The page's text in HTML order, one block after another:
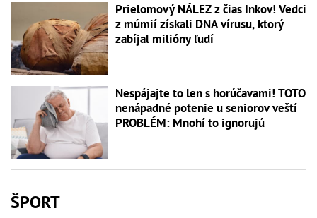
Prielomový NÁLEZ z čias Inkov! Vedci
z múmií získali DNA vírusu, ktorý
zabíjal milióny ľudí
Nespájajte to len s horúčavami! TOTO
nenápadné potenie u seniorov veští
PROBLÉM: Mnohí to ignorujú
ŠPORT